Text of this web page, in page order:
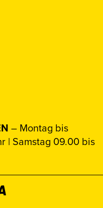
– Montag bis
| Samstag 09.00 bis